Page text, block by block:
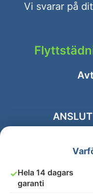
Vi svarar på
✓Hela 14 dagars
garanti